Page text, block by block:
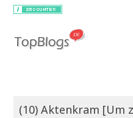
(10) Aktenkram [Um